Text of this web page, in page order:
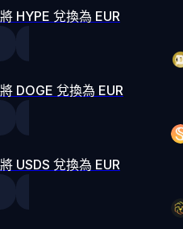
將 HYPE 兌換為 EUR
將 DOGE 兌換為 EUR
將 USDS 兌換為 EUR